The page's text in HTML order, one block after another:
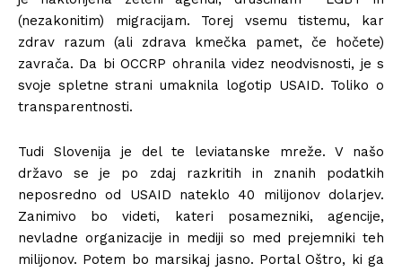
(nezakonitim) migracijam. Torej vsemu tistemu, kar
zdrav razum (ali zdrava kmečka pamet, če hočete)
zavrača. Da bi OCCRP ohranila videz neodvisnosti, je s
svoje spletne strani umaknila logotip USAID. Toliko o
transparentnosti.
Tudi Slovenija je del te leviatanske mreže. V našo
državo se je po zdaj razkritih in znanih podatkih
neposredno od USAID nateklo 40 milijonov dolarjev.
Zanimivo bo videti, kateri posamezniki, agencije,
nevladne organizacije in mediji so med prejemniki teh
milijonov. Potem bo marsikaj jasno. Portal Oštro, ki ga